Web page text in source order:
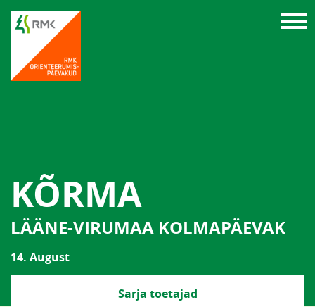
KÕRMA
LÄÄNE-VIRUMAA KOLMAPÄEVAK
14. August
Sarja toetajad